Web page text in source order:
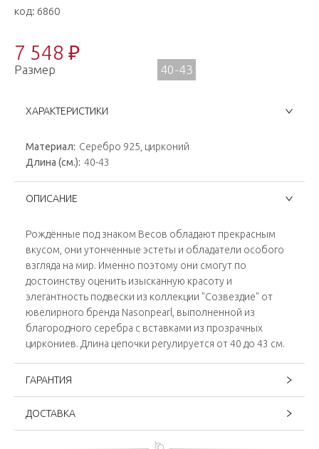
код: 6860
7 548 ₽
Размер 40-43
ХАРАКТЕРИСТИКИ
Материал: Серебро 925, цирконий
Длина (см.): 40-43
ОПИСАНИЕ
Рождённые под знаком Весов обладают прекрасным
вкусом, они утонченные эстеты и обладатели особого
взгляда на мир. Именно поэтому они смогут по
достоинству оценить изысканную красоту и
элегантность подвески из коллекции "Созвездие" от
ювелирного бренда Nasonpearl, выполненной из
благородного серебра с вставками из прозрачных
циркониев. Длина цепочки регулируется от 40 до 43 см.
ГАРАНТИЯ
ДОСТАВКА